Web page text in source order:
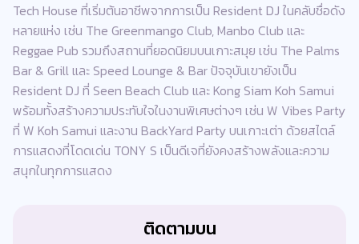
Tech House ที่เริ่มต้นอาชีพจากการเป็น Resident DJ ในคลับชื่อดัง
หลายแห่ง เช่น The Greenmango Club, Manbo Club และ
Reggae Pub รวมถึงสถานที่ยอดนิยมบนเกาะสมุย เช่น The Palms
Bar & Grill และ Speed Lounge & Bar ปัจจุบันเขายังเป็น
Resident DJ ที่ Seen Beach Club และ Kong Siam Koh Samui
พร้อมทั้งสร้างความประทับใจในงานพิเศษต่างๆ เช่น W Vibes Party
ที่ W Koh Samui และงาน BackYard Party บนเกาะเต่า ด้วยสไตล์
การแสดงที่โดดเด่น TONY S เป็นดีเจที่ยังคงสร้างพลังและความ
สนุกในทุกการแสดง
ติดตามบน